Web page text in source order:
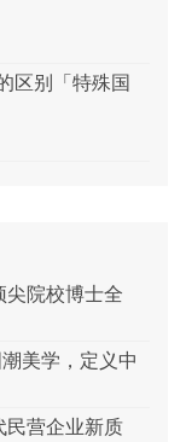
区别「特殊国
尖院校博士全
美学，定义中
民营企业新质